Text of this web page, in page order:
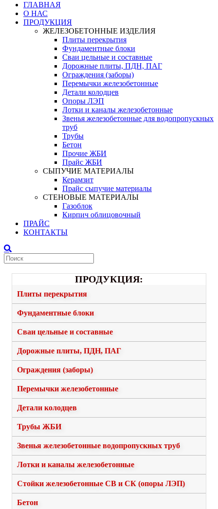
ГЛАВНАЯ
О НАС
ПРОДУКЦИЯ
ЖЕЛЕЗОБЕТОННЫЕ ИЗДЕЛИЯ
Плиты перекрытия
Фундаментные блоки
Сваи цельные и составные
Дорожные плиты, ПДН, ПАГ
Ограждения (заборы)
Перемычки железобетонные
Детали колодцев
Опоры ЛЭП
Лотки и каналы железобетонные
Звенья железобетонные для водопропускных
труб
Трубы
Бетон
Прочие ЖБИ
Прайс ЖБИ
СЫПУЧИЕ МАТЕРИАЛЫ
Керамзит
Прайс сыпучие материалы
СТЕНОВЫЕ МАТЕРИАЛЫ
Газоблок
Кирпич облицовочный
ПРАЙС
КОНТАКТЫ
ПРОДУКЦИЯ:
Плиты перекрытия
Фундаментные блоки
Сваи цельные и составные
Дорожные плиты, ПДН, ПАГ
Ограждения (заборы)
Перемычки железобетонные
Детали колодцев
Трубы ЖБИ
Звенья железобетонные водопропускных труб
Лотки и каналы железобетонные
Стойки железобетонные СВ и СК (опоры ЛЭП)
Бетон